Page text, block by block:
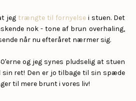
jeg trængte til fornyelsei stuen. Det
nok - tone af brun overhaling,
når nu efteråret nærmer sig.
og jeg synes pludselig at stuen
ret! Den er jo tilbage til sin spæde
til mere brunt i vores liv!